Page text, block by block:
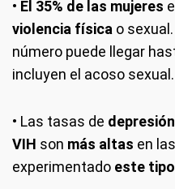
• El 35% de las mujeres
violencia física o
número puede llegar
incluyen el acoso sexual.
• Las tasas de
VIH son más altas en
experimentado este